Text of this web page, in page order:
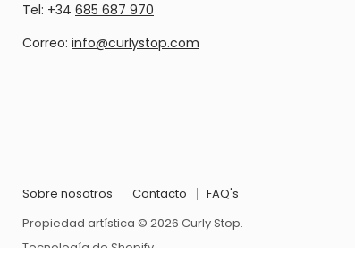
Tel: +34 685 687 970
Correo: info@curlystop.com
Sobre nosotros
Contacto
FAQ's
Propiedad artística © 2026 Curly Stop.
Tecnología de Shopify